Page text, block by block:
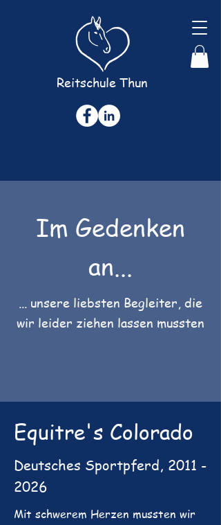
Reitschule Thun
Im Gedenken
an...
... unsere liebsten Begleiter, die
wir leider ziehen lassen mussten
Equitre's Colorado
Deutsches Sportpferd, 2011 -
2026
Mit schwerem Herzen mussten wir